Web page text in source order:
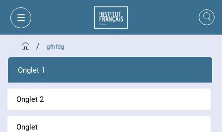
/ gfhfdg
Onglet 1
Onglet 2
Onglet